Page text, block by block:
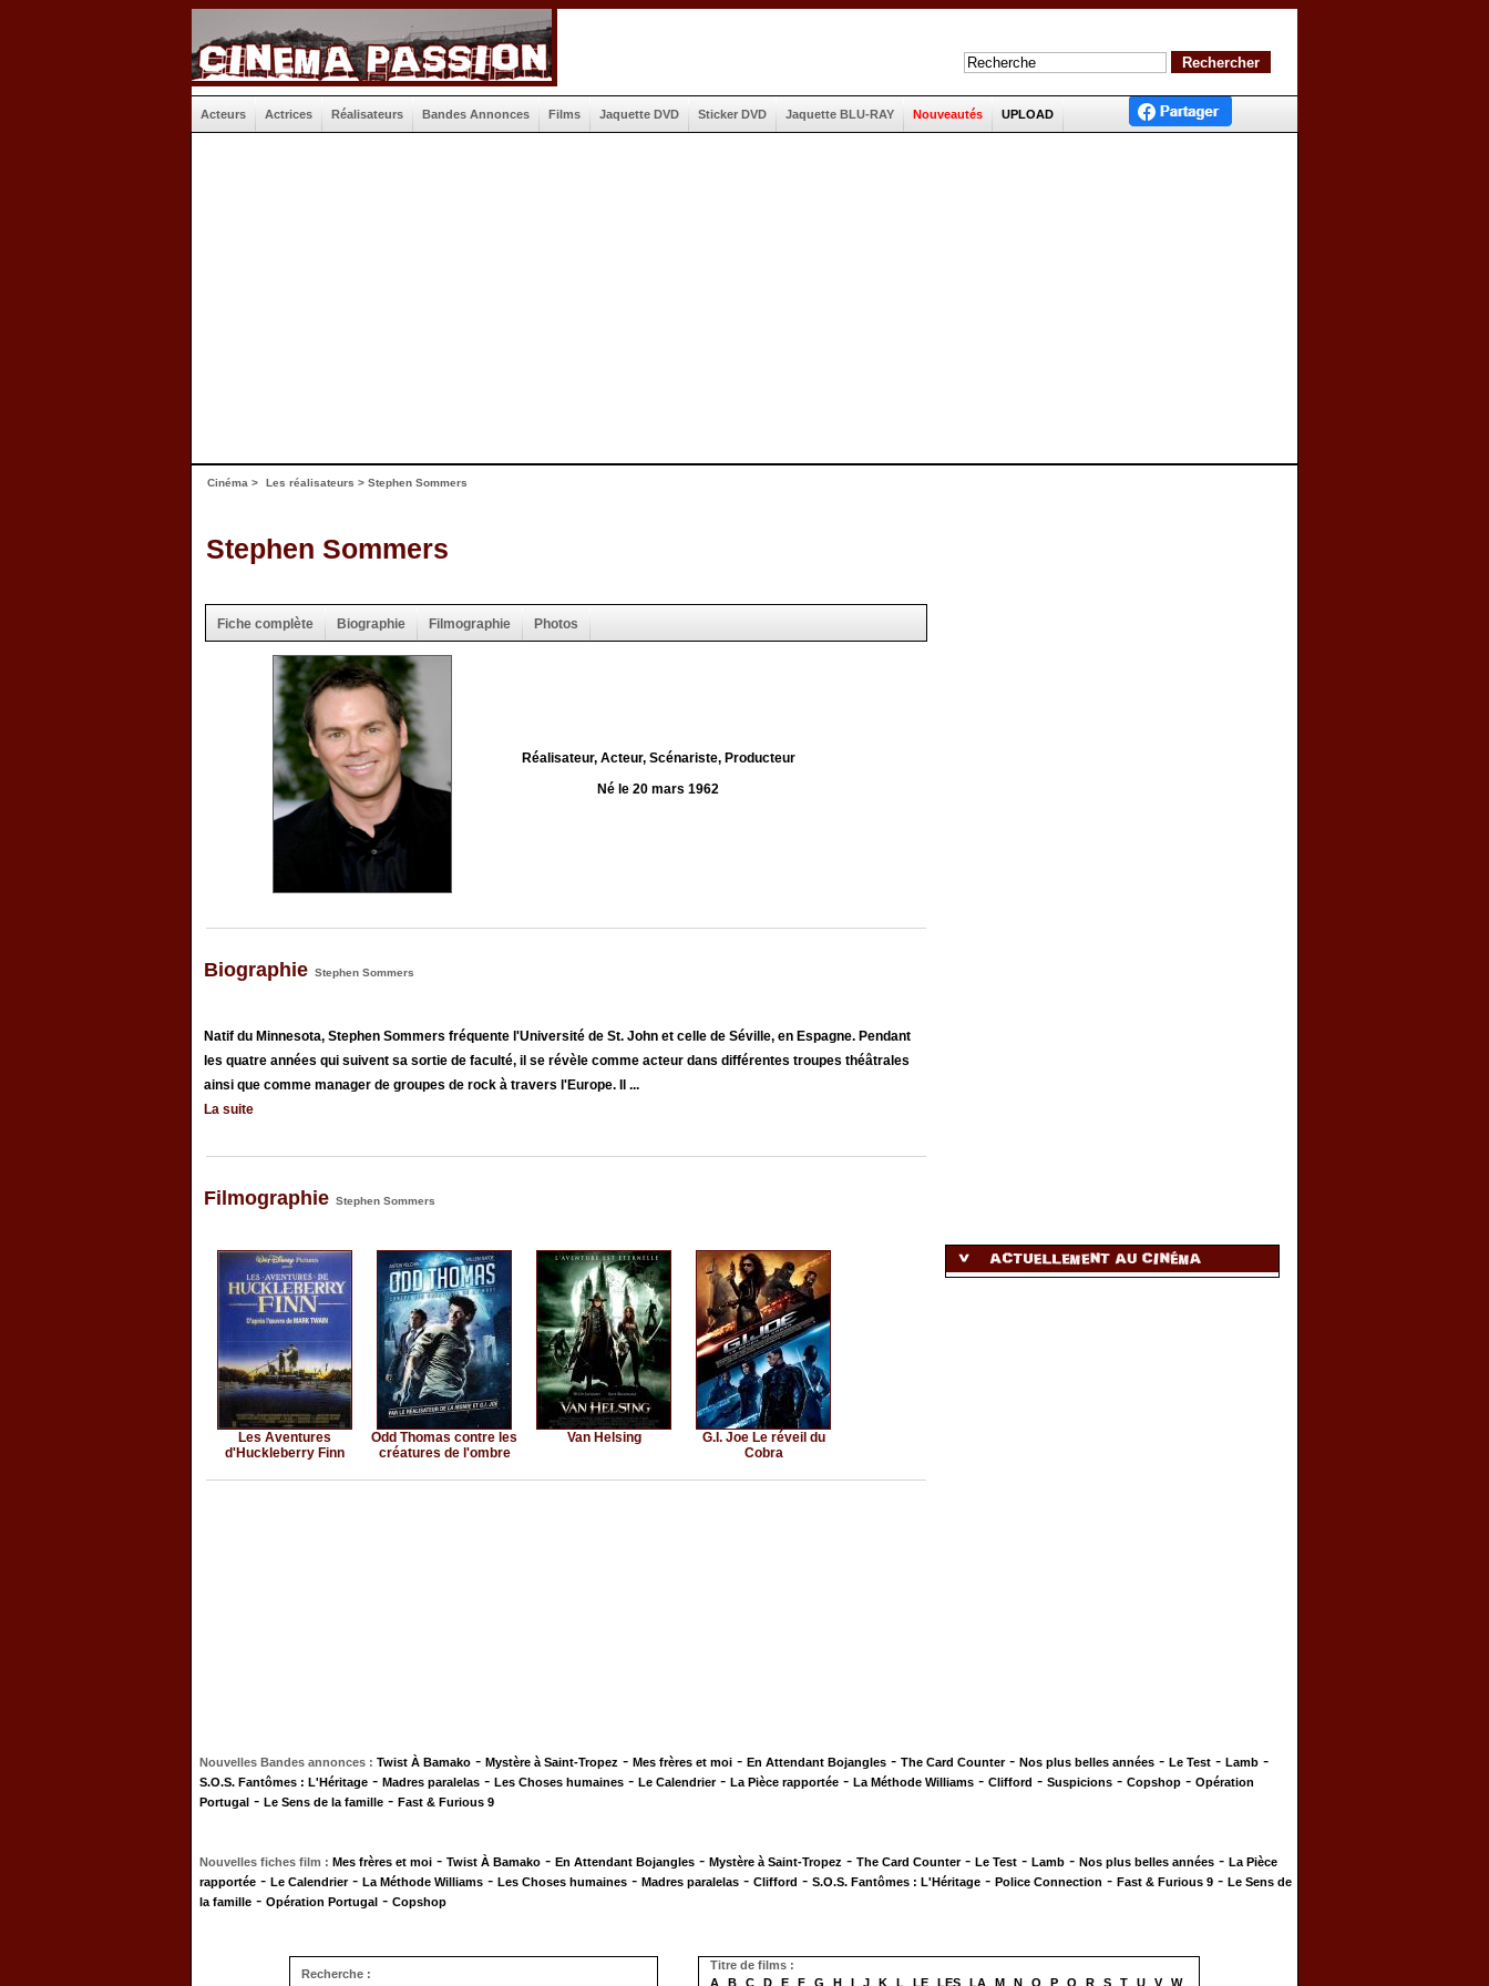
Acteurs Actrices Réalisateurs Bandes Annonces Films Jaquette DVD Sticker DVD Jaquette BLU-RAY Nouveautés UPLOAD
Cinéma > Les réalisateurs > Stephen Sommers
Stephen Sommers
Fiche complète Biographie Filmographie Photos
Réalisateur, Acteur, Scénariste, Producteur
Né le 20 mars 1962
Biographie Stephen Sommers
Natif du Minnesota, Stephen Sommers fréquente l'Université de St. John et celle de Séville, en Espagne. Pendant
les quatre années qui suivent sa sortie de faculté, il se révèle comme acteur dans différentes troupes théâtrales
ainsi que comme manager de groupes de rock à travers l'Europe. Il ...
La suite
Filmographie Stephen Sommers
Les Aventures
d'Huckleberry Finn
Odd Thomas contre les
créatures de l'ombre
Van Helsing
G.I. Joe Le réveil du
Cobra
Nouvelles Bandes annonces : Twist À Bamako - Mystère à Saint-Tropez - Mes frères et moi - En Attendant Bojangles - The Card Counter- Nos plus belles années - Le Test - Lamb -
S.O.S. Fantômes : L'Héritage - Madres paralelas - Les Choses humaines - Le Calendrier- La Pièce rapportée - La Méthode Williams - Clifford - Suspicions - Copshop - Opération
Portugal - Le Sens de la famille - Fast & Furious 9
Nouvelles fiches film : Mes frères et moi - Twist À Bamako - En Attendant Bojangles - Mystère à Saint-Tropez - The Card Counter- Le Test - Lamb - Nos plus belles années - La Pièce
rapportée - Le Calendrier- La Méthode Williams - Les Choses humaines - Madres paralelas - Clifford - S.O.S. Fantômes : L'Héritage - Police Connection - Fast & Furious 9 - Le Sens de
la famille - Opération Portugal - Copshop
Recherche :
Titre de films :
A
B C D E F G H I J K L LE LES LA M N O P Q R S T U V
W